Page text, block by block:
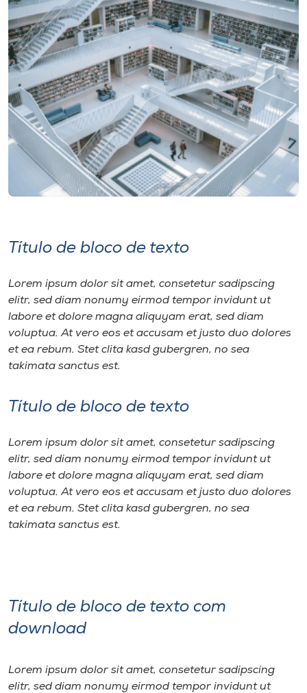
Título de bloco de texto
Lorem ipsum dolor sit amet, consetetur sadipscing
elitr, sed diam nonumy eirmod tempor invidunt ut
labore et dolore magna aliquyam erat, sed diam
voluptua. At vero eos et accusam et justo duo dolores
et ea rebum. Stet clita kasd gubergren, no sea
takimata sanctus est.
Título de bloco de texto
Lorem ipsum dolor sit amet, consetetur sadipscing
elitr, sed diam nonumy eirmod tempor invidunt ut
labore et dolore magna aliquyam erat, sed diam
voluptua. At vero eos et accusam et justo duo dolores
et ea rebum. Stet clita kasd gubergren, no sea
takimata sanctus est.
Título de bloco de texto com
download
Lorem ipsum dolor sit amet, consetetur sadipscing
elitr, sed diam nonumy eirmod tempor invidunt ut